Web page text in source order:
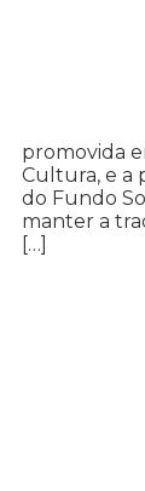
promovida
Cultura, e a
do Fundo
manter a
[…]